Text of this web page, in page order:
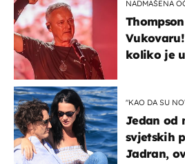
NADMAŠENA
koliko je
"KAO DA SU
Jedan od
svjetskih
Jadran,